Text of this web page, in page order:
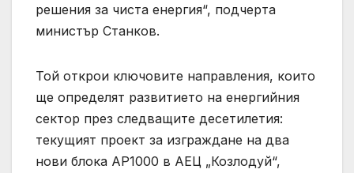
решения за чиста енергия“, подчерта
министър Станков.
Той открои ключовите направления, които
ще определят развитието на енергийния
сектор през следващите десетилетия:
текущият проект за изграждане на два
нови блока AP1000 в АЕЦ „Козлодуй“,